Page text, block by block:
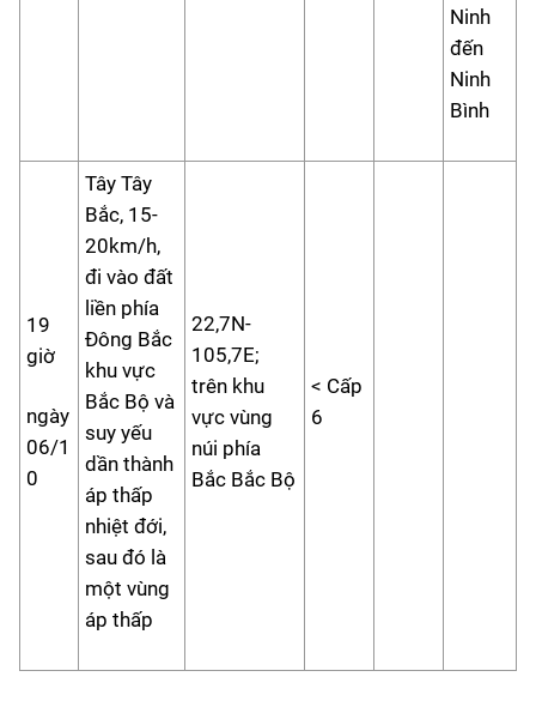
Ninh
đến
Ninh
Bình
19
giờ
ngày
06/1
0
Tây Tây
Bắc, 15-
20km/h,
đi vào đất
liền phía
Đông Bắc
khu vực
Bắc Bộ và
suy yếu
dần thành
áp thấp
nhiệt đới,
sau đó là
một vùng
áp thấp
22,7N-
105,7E;
trên khu
vực vùng
núi phía
Bắc Bắc Bộ
< Cấp
6